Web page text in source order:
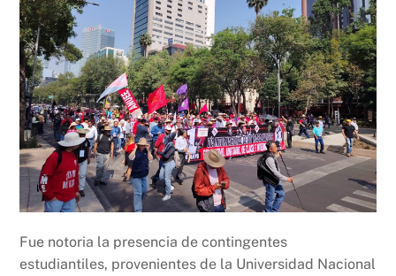
Fue notoria la presencia de contingentes
estudiantiles, provenientes de la Universidad Nacional